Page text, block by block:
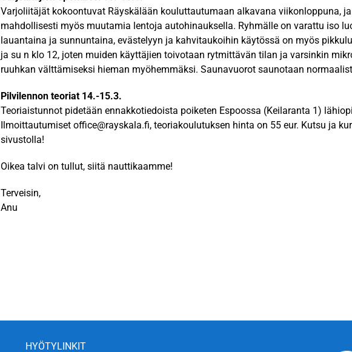
Varjoliitäjät kokoontuvat Räyskälään kouluttautumaan alkavana viikonloppuna,
mahdollisesti myös muutamia lentoja autohinauksella. Ryhmälle on varattu iso
lauantaina ja sunnuntaina, evästelyyn ja kahvitaukoihin käytössä on myös
ja su n klo 12, joten muiden käyttäjien toivotaan rytmittävän tilan ja varsinkin
ruuhkan välttämiseksi hieman myöhemmäksi. Saunavuorot saunotaan
Pilvilennon teoriat 14.-15.3.
Teoriaistunnot pidetään ennakkotiedoista poiketen Espoossa (Keilaranta 1)
Ilmoittautumiset office@rayskala.fi, teoriakoulutuksen hinta on 55 eur. Kutsu ja
sivustolla!
Oikea talvi on tullut, siitä nauttikaamme!
Terveisin,
Anu
HYÖTYLINKIT